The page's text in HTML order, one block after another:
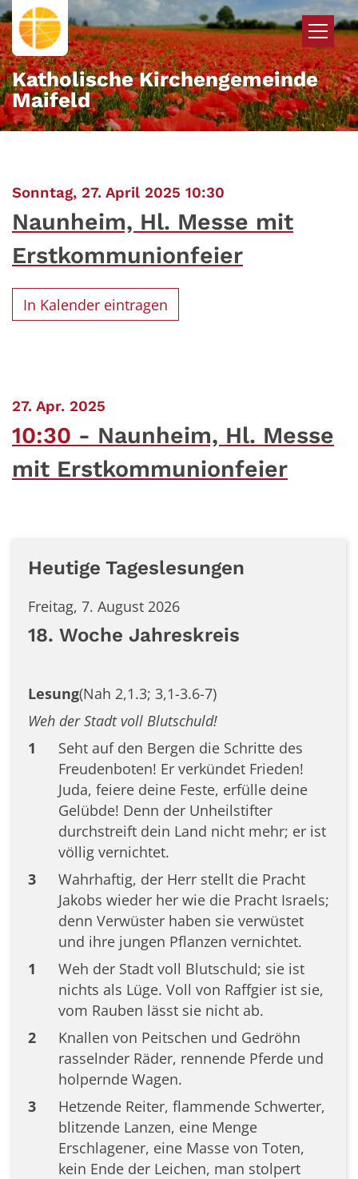
Zum Inhalt springen
Katholische Kirchengemeinde
Maifeld
Sonntag, 27. April 2025 10:30
Naunheim, Hl. Messe mit
Erstkommunionfeier
In Kalender eintragen
27. Apr. 2025
10:30
Naunheim, Hl. Messe
mit Erstkommunionfeier
Heutige Tageslesungen
Freitag, 7. August 2026
18. Woche Jahreskreis
Lesung(Nah 2,1.3; 3,1-3.6-7)
Weh der Stadt voll Blutschuld!
1
Seht auf den Bergen die Schritte des
Freudenboten! Er verkündet Frieden!
Juda, feiere deine Feste, erfülle deine
Gelübde! Denn der Unheilstifter
durchstreift dein Land nicht mehr; er ist
völlig vernichtet.
3
Wahrhaftig, der Herr stellt die Pracht
Jakobs wieder her wie die Pracht Israels;
denn Verwüster haben sie verwüstet
und ihre jungen Pflanzen vernichtet.
1
Weh der Stadt voll Blutschuld; sie ist
nichts als Lüge. Voll von Raffgier ist sie,
vom Rauben lässt sie nicht ab.
2
Knallen von Peitschen und Gedröhn
rasselnder Räder, rennende Pferde und
holpernde Wagen.
3
Hetzende Reiter, flammende Schwerter,
blitzende Lanzen, eine Menge
Erschlagener, eine Masse von Toten,
kein Ende der Leichen, man stolpert